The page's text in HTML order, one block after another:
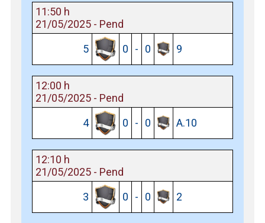
11:50 h
21/05/2025 - Pend
5
0 - 0 9
12:00 h
21/05/2025 - Pend
4
0 - 0 A.10
12:10 h
21/05/2025 - Pend
3
0 - 0 2